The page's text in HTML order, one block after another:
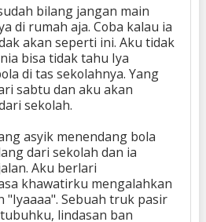
bilang jangan main
di rumah aja. Coba kalau ia
akan seperti ini. Aku tidak
bisa tidak tahu Iya
di tas sekolahnya. Yang
sabtu dan aku akan
sekolah.
asyik menendang bola
dari sekolah dan ia
Aku berlari
khawatirku mengalahkan
"Iyaaaa". Sebuah truk pasir
lindasan ban